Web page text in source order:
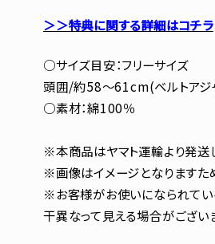
＞＞特典に関する詳細はコチラ
○サイズ目安：フリーサイズ
頭囲/約58～61cm(ベルトアジ
○素材：綿100％
※本商品はヤマト運輸より発送
※画像はイメージとなりますた
※お客様がお使いになられてい
干異なって見える場合がござい